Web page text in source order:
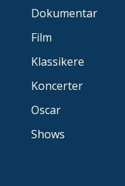
Dokumentar
Film
Klassikere
Koncerter
Oscar
Shows